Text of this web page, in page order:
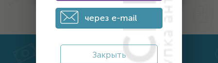
через e-mail
Закрыть